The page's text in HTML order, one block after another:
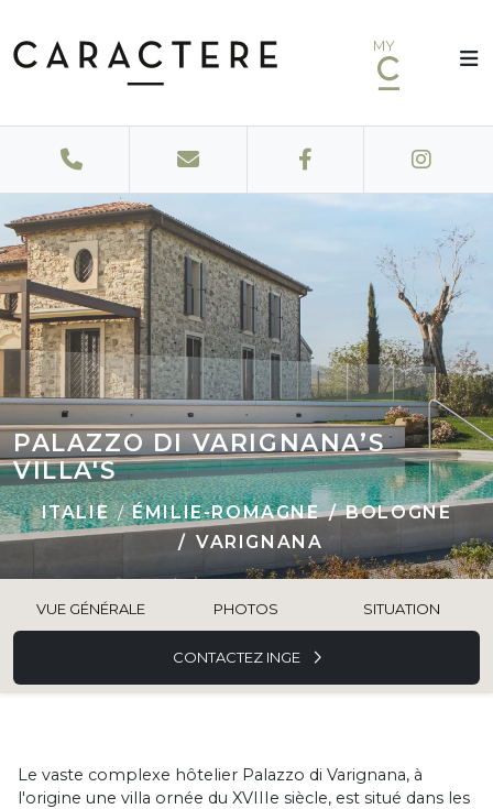
MY
PALAZZO DI VARIGNANA’S
VILLA'S
ITALIE ÉMILIE-ROMAGNE
BOLOGNE
VARIGNANA
VUE GÉNÉRALE PHOTOS SITUATION
CONTACTEZ INGE
Le vaste complexe hôtelier Palazzo di Varignana, à
l'origine une villa ornée du XVIIIe siècle, est situé dans les